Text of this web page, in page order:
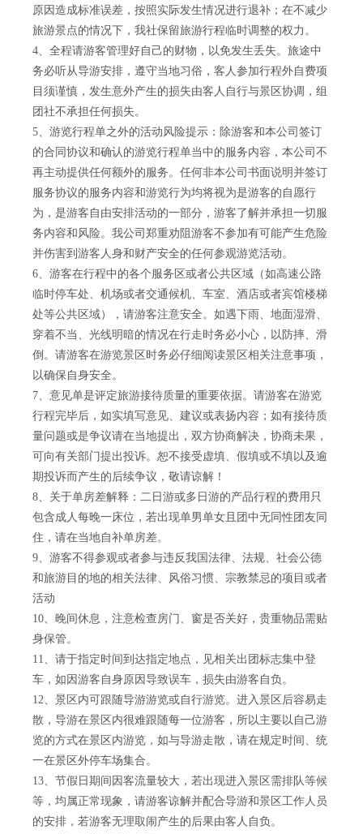
原因造成标准误差，按照实际发生情况进行退补；在不减少
旅游景点的情况下，我社保留旅游行程临时调整的权力。
4、全程请游客管理好自己的财物，以免发生丢失。旅途中
务必听从导游安排，遵守当地习俗，客人参加行程外自费项
目须谨慎，发生意外产生的损失由客人自行与景区协调，组
团社不承担任何损失。
5、游览行程单之外的活动风险提示：除游客和本公司签订
的合同协议和确认的游览行程单当中的服务内容，本公司不
再主动提供任何额外的服务。任何非本公司书面说明并签订
服务协议的服务内容和游览行为均将视为是游客的自愿行
为，是游客自由安排活动的一部分，游客了解并承担一切服
务内容和风险。我公司郑重劝阻游客不参加有可能产生危险
并伤害到游客人身和财产安全的任何参观游览活动。
6、游客在行程中的各个服务区或者公共区域（如高速公路
临时停车处、机场或者交通候机、车室、酒店或者宾馆楼梯
处等公共区域），请游客注意安全。如遇下雨、地面湿滑、
穿着不当、光线明暗的情况在行走时务必小心，以防摔、滑
倒。请游客在游览景区时务必仔细阅读景区相关注意事项，
以确保自身安全。
7、意见单是评定旅游接待质量的重要依据。请游客在游览
行程完毕后，如实填写意见、建议或表扬内容；如有接待质
量问题或是争议请在当地提出，双方协商解决，协商未果，
可向有关部门提出投诉。恕不接受虚填、假填或不填以及逾
期投诉而产生的后续争议，敬请谅解！
8、关于单房差解释：二日游或多日游的产品行程的费用只
包含成人每晚一床位，若出现单男单女且团中无同性团友同
住，请在当地自补单房差。
9、游客不得参观或者参与违反我国法律、法规、社会公德
和旅游目的地的相关法律、风俗习惯、宗教禁忌的项目或者
活动
10、晚间休息，注意检查房门、窗是否关好，贵重物品需贴
身保管。
11、请于指定时间到达指定地点，见相关出团标志集中登
车，如因游客自身原因导致误车，损失由游客自负。
12、景区内可跟随导游游览或自行游览。进入景区后容易走
散，导游在景区内很难跟随每一位游客，所以主要以自己游
览的方式在景区内游览，如与导游走散，请在规定时间、统
一在景区外停车场集合。
13、节假日期间因客流量较大，若出现进入景区需排队等候
等，均属正常现象，请游客谅解并配合导游和景区工作人员
的安排，若游客无理取闹产生的后果由客人自负。